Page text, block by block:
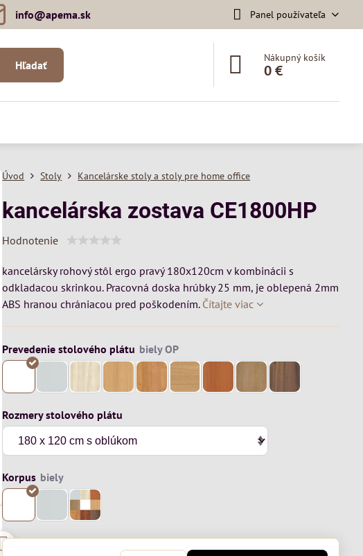
info​@apema​.sk Panel používateľa
Hľadať
Nákupný košík
0 €
Úvod Stoly Kancelárske stoly a stoly pre home office
kancelárska zostava CE1800HP
Hodnotenie
kancelársky rohový stôl ergo pravý 180x120cm v kombinácii s
odkladacou skrinkou. Pracovná doska hrúbky 25 mm, je oblepená 2mm
ABS hranou chrániacou pred poškodením. Čítajte viac
Prevedenie stolového plátu
Rozmery stolového plátu
Korpus